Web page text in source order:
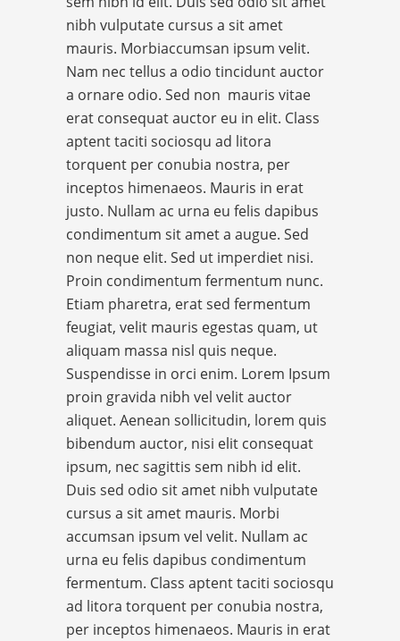
nibh vulputate cursus a sit amet
mauris. Morbiaccumsan ipsum velit.
Nam nec tellus a odio tincidunt auctor
a ornare odio. Sed non mauris vitae
erat consequat auctor eu in elit. Class
aptent taciti sociosqu ad litora
torquent per conubia nostra, per
inceptos himenaeos. Mauris in erat
justo. Nullam ac urna eu felis dapibus
condimentum sit amet a augue. Sed
non neque elit. Sed ut imperdiet nisi.
Proin condimentum fermentum nunc.
Etiam pharetra, erat sed fermentum
feugiat, velit mauris egestas quam, ut
aliquam massa nisl quis neque.
Suspendisse in orci enim. Lorem Ipsum
proin gravida nibh vel velit auctor
aliquet. Aenean sollicitudin, lorem quis
bibendum auctor, nisi elit consequat
ipsum, nec sagittis sem nibh id elit.
Duis sed odio sit amet nibh vulputate
cursus a sit amet mauris. Morbi
accumsan ipsum vel velit. Nullam ac
urna eu felis dapibus condimentum
fermentum. Class aptent taciti sociosqu
ad litora torquent per conubia nostra,
per inceptos himenaeos. Mauris in erat